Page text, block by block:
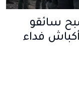
سائقو
فداء